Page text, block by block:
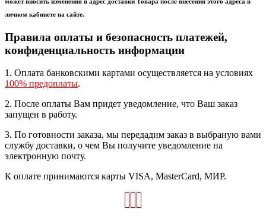
может вносить изменения в адрес доставки Товара после внесения этого адреса в
личном кабинете на сайте.
Правила оплаты и безопасность платежей,
конфиденциальность информации
1. Оплата банковскими картами осуществляется на условиях
100% предоплаты.
2. После оплаты Вам придет уведомление, что Ваш заказ
запущен в работу.
3. По готовности заказа, мы передадим заказ в выбраную вами
службу доставки, о чем Вы получите уведомление на
электронную почту.
К оплате принимаются карты VISA, MasterCard, МИР.